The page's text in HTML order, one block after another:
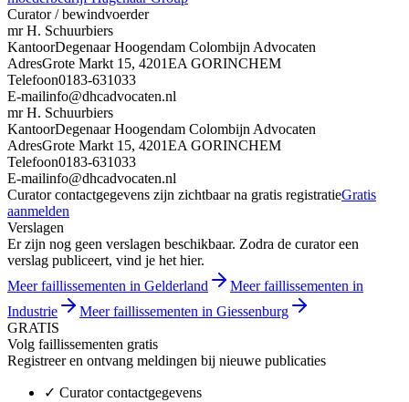
Curator / bewindvoerder
mr H. Schuurbiers
KantoorDegenaar Hoogendam Colombijn Advocaten
AdresGrote Markt 15, 4201EA GORINCHEM
Telefoon0183-631033
E-mailinfo@dhcadvocaten.nl
mr H. Schuurbiers
KantoorDegenaar Hoogendam Colombijn Advocaten
AdresGrote Markt 15, 4201EA GORINCHEM
Telefoon0183-631033
E-mailinfo@dhcadvocaten.nl
Curator contactgegevens zijn zichtbaar na gratis registratieGratis
aanmelden
Verslagen
Er zijn nog geen verslagen beschikbaar. Zodra de curator een
verslag publiceert, vind je het hier.
Meer faillissementen in Gelderland
Meer faillissementen in
Industrie
Meer faillissementen in Giessenburg
GRATIS
Volg faillissementen gratis
Registreer en ontvang meldingen bij nieuwe publicaties
✓ Curator contactgegevens